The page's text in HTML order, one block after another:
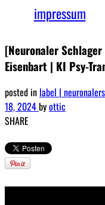
impressum
[Neuronaler
Eisenbart | KI Psy-
posted in label |
18, 2024byottic
SHARE